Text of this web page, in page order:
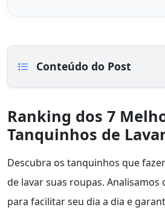
Conteúdo do Post
Ranking dos 7
Tanquinhos de
Descubra os tanquinhos que
de lavar suas roupas.
para facilitar seu dia a dia e